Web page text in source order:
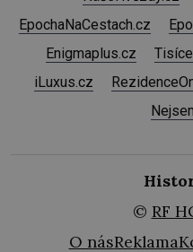
EpochaNaCestach.cz
Enigmaplus.cz
iLuxus.cz
© RF
O násReklama